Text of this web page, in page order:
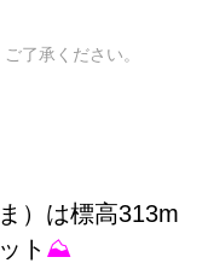
了承ください。
）は標高313m
ト ⛰